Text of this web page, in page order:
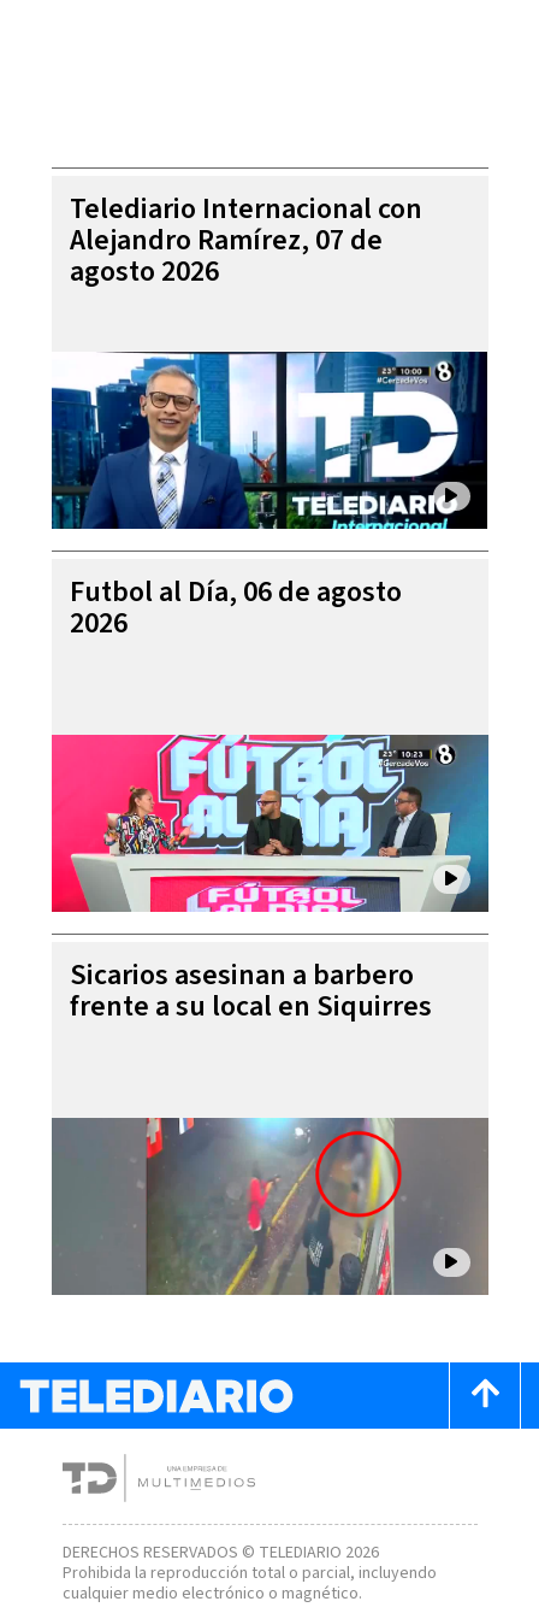
Telediario Internacional con
Alejandro Ramírez, 07 de
agosto 2026
Futbol al Día, 06 de agosto
2026
Sicarios asesinan a barbero
frente a su local en Siquirres
DERECHOS RESERVADOS © TELEDIARIO 2026
Prohibida la reproducción total o parcial, incluyendo
cualquier medio electrónico o magnético.